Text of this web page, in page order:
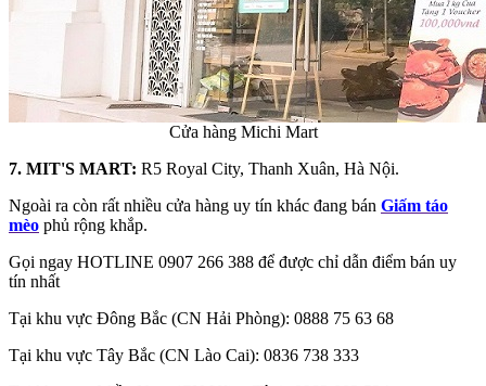
Cửa hàng Michi Mart
7. MIT'S MART: R5 Royal City, Thanh Xuân, Hà Nội.
Ngoài ra còn rất nhiều cửa hàng uy tín khác đang bán Giấm táo
mèo phủ rộng khắp.
Gọi ngay HOTLINE 0907 266 388 để được chỉ dẫn điểm bán uy
tín nhất
Tại khu vực Đông Bắc (CN Hải Phòng): 0888 75 63 68
Tại khu vực Tây Bắc (CN Lào Cai): 0836 738 333